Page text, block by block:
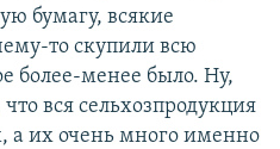
бумагу, всякие
то скупили всю
более-менее было. Ну,
вся сельхозпродукция
а их очень много именно